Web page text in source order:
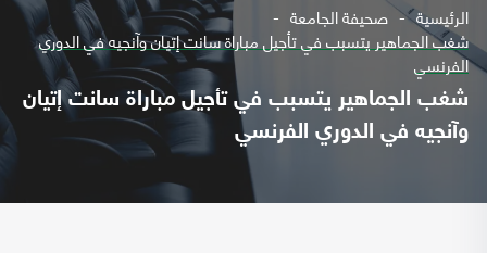
الرئيسية صحيفة الجامعة
شغب الجماهير يتسبب في تأجيل مباراة سانت إتيان وآنجيه في الدوري
الفرنسي
شغب الجماهير يتسبب في تأجيل مباراة سانت إتيان
وآنجيه في الدوري الفرنسي